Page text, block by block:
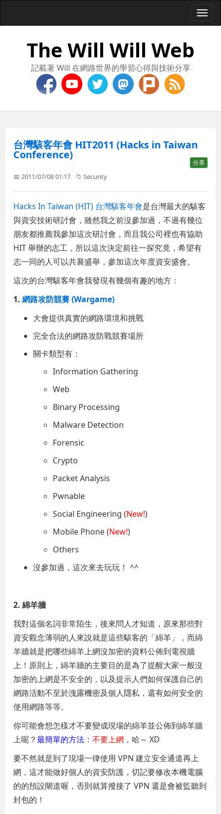
The Will Will Web
記載著 Will 在網路世界的學習心得與技術分享
台灣駭客年會 HIT2011 (Hacks in Taiwan
Conference)
分享
📅 2011/07/08 01:17 📁Security
Hacks In Taiwan (HIT) 台灣駭客年會是台灣最大的駭客
與資安技術研討會，雖然我之前沒參加過，不過有幾位
朋友都推薦我參加這次研討會，而且我公司裡也有協助
HIT 舉辦的志工，所以這次決定前往一探究竟，希望有
志一同的人可以共襄盛舉，參加這次年度資安盛會。
這次的台灣駭客年會我發現有幾個有趣的地方：
1.網路攻防競賽 (Wargame)
大會提供真實的網路環境和挑戰
完全合法的網路攻防戰競賽場所
關卡類型有：
Information Gathering
Web
Binary Processing
Malware Detection
Forensic
Crypto
Packet Analysis
Pwnable
Social Engineering (New!)
Mobile Phone (New!)
Others
沒參加過，這次來去玩玩！ ^^
2. 綿羊牆
我對這個名詞非常陌生，後來問人才知道，原來那些對
資安觀念薄弱的人來說就是這些駭客的「綿羊」，而綿
羊牆就是把哪些綿羊上網沒加密的資料公佈到電視牆
上！原則上，綿羊牆的主要目的是為了提醒大家一般沒
加密的上網是不安全的，以及提示人們如何保護自己的
網路活動不至於洩露機密及個人隱私，還有如何安全的
使用網路等等。
你可能會想怎樣才不要變成現場的綿羊並公佈到綿羊牆
上呢？最簡單的方法 ：不要上網 ，哈～ XD
要不然就是到了現場一律使用 VPN 建立安全通道再上
網，這才能做好個人的資安防護，切記要修改本機電腦
的的預設閘道喔，否則就算撥接了 VPN 還是會被監聽到
封包的！